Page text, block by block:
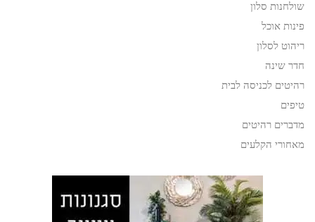
שולחנות סלון
פינות אוכל
ריהוט לסלון
חדר שינה
רהיטים לכניסה לבית
טיפים
מדברים רהיטים
מאחורי הקלעים